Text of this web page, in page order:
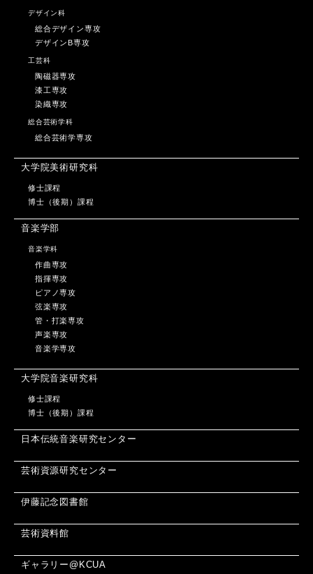
デザイン科
総合デザイン専攻
デザインB専攻
工芸科
陶磁器専攻
漆工専攻
染織専攻
総合芸術学科
総合芸術学専攻
大学院美術研究科
修士課程
博士（後期）課程
音楽学部
音楽学科
作曲専攻
指揮専攻
ピアノ専攻
弦楽専攻
管・打楽専攻
声楽専攻
音楽学専攻
大学院音楽研究科
修士課程
博士（後期）課程
日本伝統音楽研究センター
芸術資源研究センター
伊藤記念図書館
芸術資料館
ギャラリー@KCUA